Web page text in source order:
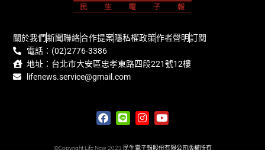
關於我們新聞聯絡合作提案隱私權政策作者聲明訂閱
電話：(02)2776-3386
地址：台北市大安區忠孝東路四段221號12樓
lifenews.service@gmail.com
©Copyright Life New 2023 民生電子報股份有限公司版權所有